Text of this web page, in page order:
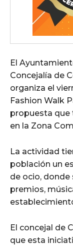
El
Concejalía de
organiza el
Fashion Walk
propuesta que
en la Zona
La actividad
población un
de ocio,
premios,
El concejal de
que esta